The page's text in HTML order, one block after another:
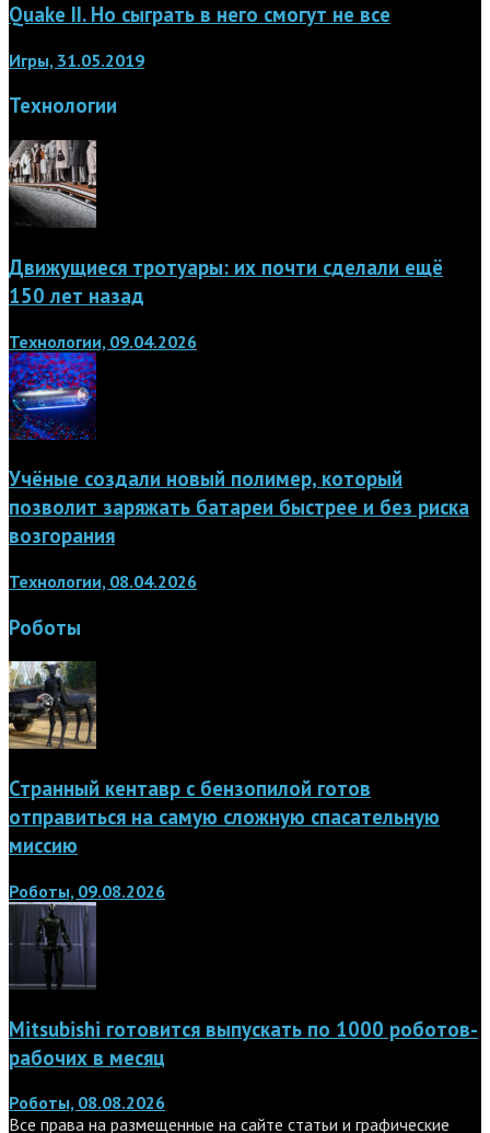
Quake II. Но сыграть в него смогут не все
Игры, 31.05.2019
Технологии
Движущиеся тротуары: их почти сделали ещё
150 лет назад
Технологии, 09.04.2026
Учёные создали новый полимер, который
позволит заряжать батареи быстрее и без риска
возгорания
Технологии, 08.04.2026
Роботы
Странный кентавр с бензопилой готов
отправиться на самую сложную спасательную
миссию
Роботы, 09.08.2026
Mitsubishi готовится выпускать по 1000 роботов-
рабочих в месяц
Роботы, 08.08.2026
Все права на размещенные на сайте статьи и графические